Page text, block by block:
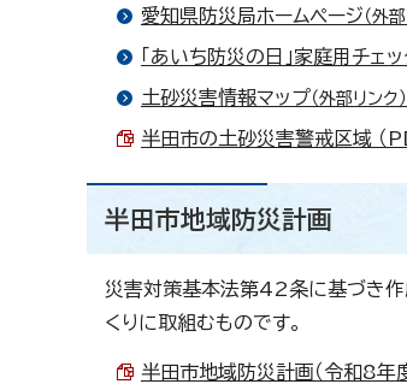
愛知県防災局ホームページ （外
「あいち防災の日」家庭用チェッ
土砂災害情報マップ（外部リンク）
半田市の土砂災害警戒区域 （
半田市地域防災計画
災害対策基本法第42条に基づき作
くりに取組むものです。
半田市地域防災計画（令和8年